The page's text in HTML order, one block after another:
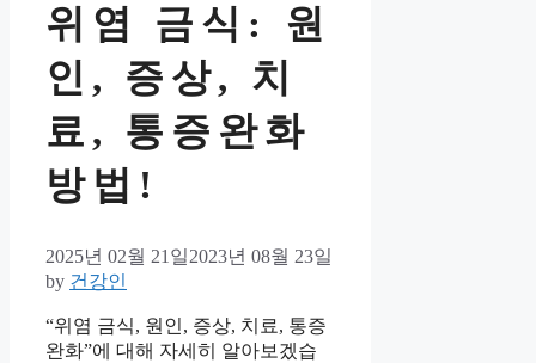
위염 금식: 원
인, 증상, 치
료, 통증완화
방법!
2025년 02월 21일2023년 08월 23일
by 건강인
“위염 금식, 원인, 증상, 치료, 통증
완화”에 대해 자세히 알아보겠습